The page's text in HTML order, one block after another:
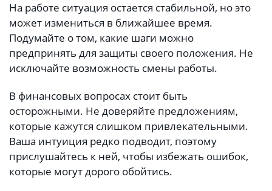
На работе ситуация остается стабильной, но это
может измениться в ближайшее время.
Подумайте о том, какие шаги можно
предпринять для защиты своего положения. Не
исключайте возможность смены работы.
В финансовых вопросах стоит быть
осторожными. Не доверяйте предложениям,
которые кажутся слишком привлекательными.
Ваша интуиция редко подводит, поэтому
прислушайтесь к ней, чтобы избежать ошибок,
которые могут дорого обойтись.